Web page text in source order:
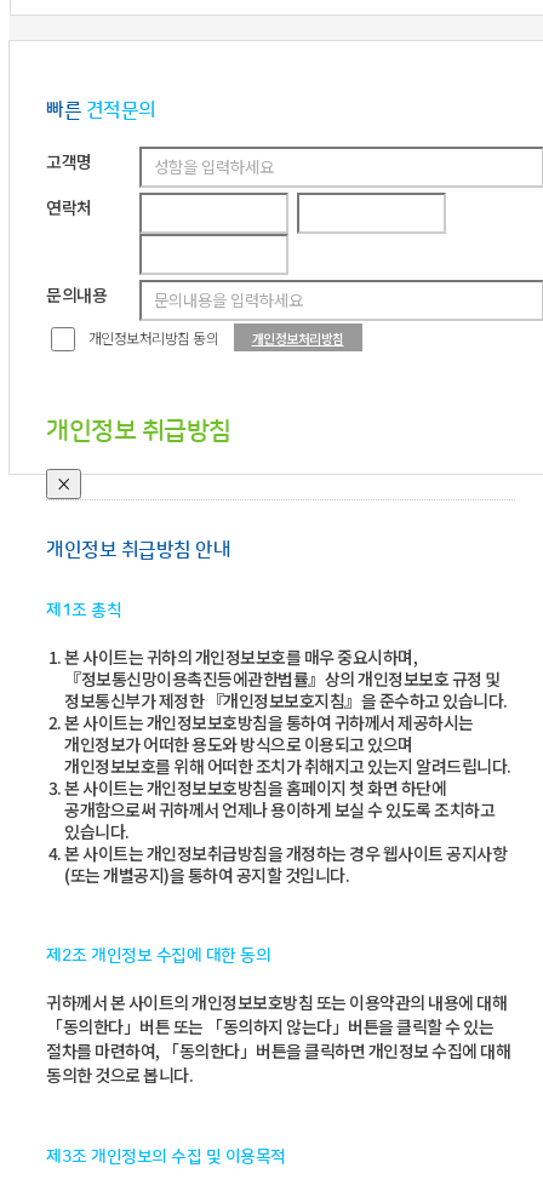
빠른 견적문의
고객명
연락처
문의내용
개인정보처리방침 동의 개인정보처리방침
개인정보 취급방침
×
개인정보 취급방침 안내
제1조 총칙
본 사이트는 귀하의 개인정보보호를 매우 중요시하며,
『정보통신망이용촉진등에관한법률』상의 개인정보보호 규정 및
정보통신부가 제정한 『개인정보보호지침』을 준수하고 있습니다.
본 사이트는 개인정보보호방침을 통하여 귀하께서 제공하시는
개인정보가 어떠한 용도와 방식으로 이용되고 있으며
개인정보보호를 위해 어떠한 조치가 취해지고 있는지 알려드립니다.
본 사이트는 개인정보보호방침을 홈페이지 첫 화면 하단에
공개함으로써 귀하께서 언제나 용이하게 보실 수 있도록 조치하고
있습니다.
본 사이트는 개인정보취급방침을 개정하는 경우 웹사이트 공지사항
(또는 개별공지)을 통하여 공지할 것입니다.
제2조 개인정보 수집에 대한 동의
귀하께서 본 사이트의 개인정보보호방침 또는 이용약관의 내용에 대해
「동의한다」버튼 또는 「동의하지 않는다」버튼을 클릭할 수 있는
절차를 마련하여, 「동의한다」버튼을 클릭하면 개인정보 수집에 대해
동의한 것으로 봅니다.
제3조 개인정보의 수집 및 이용목적